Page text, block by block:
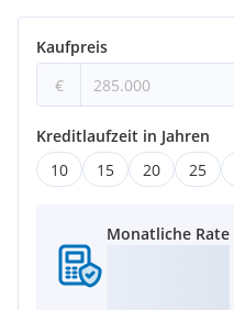
Kaufpreis
€
Kreditlaufzeit in Jahren
10
15 20 25
Monatliche Rate